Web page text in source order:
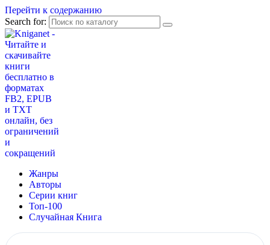
Перейти к содержанию
Search for:
Жанры
Авторы
Серии книг
Топ-100
Случайная Книга